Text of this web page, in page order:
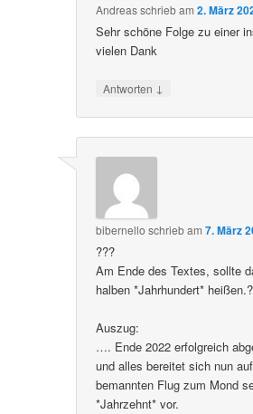
Andreasschriebam2. März
Sehr schöne Folge zu einer
vielen Dank
Antworten ↓
bibernello schriebam7. März
???
Am Ende des Textes, sollte
halben *Jahrhundert* heißen.?
Auszug:
…. Ende 2022 erfolgreich
und alles bereitet sich nun
bemannten Flug zum Mond
*Jahrzehnt* vor.